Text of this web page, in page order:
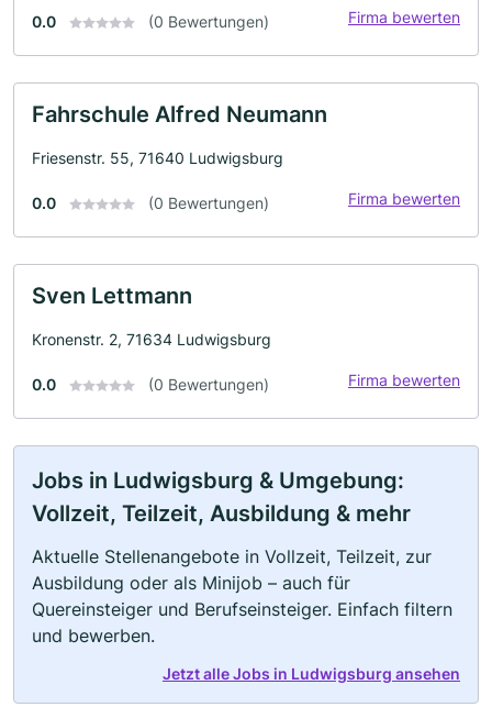
0.0 (0 Bewertungen) Firma bewerten
Fahrschule Alfred Neumann
Friesenstr. 55, 71640 Ludwigsburg
0.0 (0 Bewertungen) Firma bewerten
Sven Lettmann
Kronenstr. 2, 71634 Ludwigsburg
0.0 (0 Bewertungen) Firma bewerten
Jobs in Ludwigsburg & Umgebung:
Vollzeit, Teilzeit, Ausbildung & mehr
Aktuelle Stellenangebote in Vollzeit, Teilzeit, zur
Ausbildung oder als Minijob – auch für
Quereinsteiger und Berufseinsteiger. Einfach filtern
und bewerben.
Jetzt alle Jobs in Ludwigsburg ansehen